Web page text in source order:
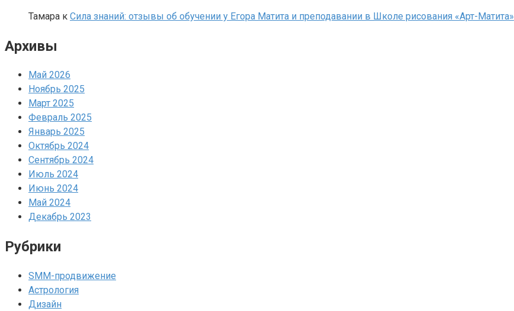
Тамара к Сила знаний: отзывы об обучении у Егора Матита и преподавании в Школе рисования «Арт-Матита»
Архивы
Май 2026
Ноябрь 2025
Март 2025
Февраль 2025
Январь 2025
Октябрь 2024
Сентябрь 2024
Июль 2024
Июнь 2024
Май 2024
Декабрь 2023
Рубрики
SMM-продвижение
Астрология
Дизайн